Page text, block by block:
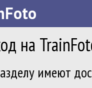
на
имеют